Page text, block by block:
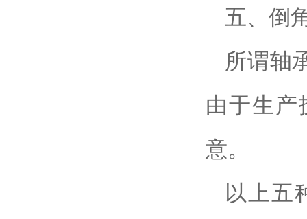
五、倒
所谓轴
由于生产
意。
以上五